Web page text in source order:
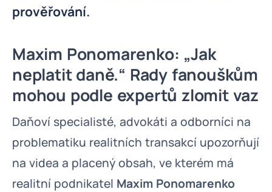
prověřování.
Maxim Ponomarenko: „Jak
neplatit daně.“ Rady fanouškům
mohou podle expertů zlomit vaz
Daňoví specialisté, advokáti a odborníci na
problematiku realitních transakcí upozorňují
na videa a placený obsah, ve kterém má
realitní podnikatel Maxim Ponomarenko